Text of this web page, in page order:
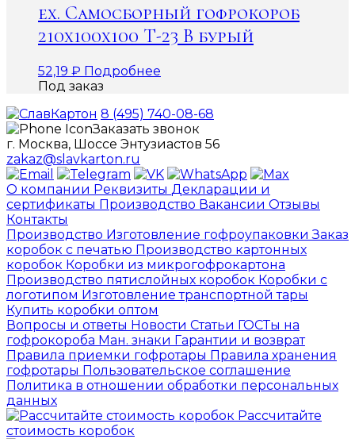
ex. Самосборный гофрокороб
210х100х100 Т-23 В бурый
52,19 ₽ Подробнее
Под заказ
8 (495) 740-08-68
Заказать звонок
г. Москва, Шоссе Энтузиастов 56
zakaz@slavkarton.ru
О компании Реквизиты Декларации и
сертификаты Производство Вакансии Отзывы
Контакты
Производство Изготовление гофроупаковкиЗаказ
коробок с печатью Производство картонных
коробок Коробки из микрогофрокартона
Производство пятислойных коробок Коробки с
логотипом Изготовление транспортной тары
Купить коробки оптом
Вопросы и ответы Новости Статьи ГОСТы на
гофрокороба Ман. знаки Гарантии и возврат
Правила приемки гофротары Правила хранения
гофротары Пользовательское соглашение
Политика в отношении обработки персональных
данных
Рассчитайте
стоимость коробок